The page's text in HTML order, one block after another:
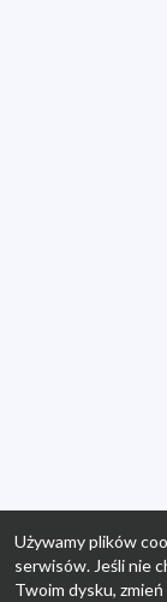
Używamy plików
serwisów. Jeśli nie
Twoim dysku,